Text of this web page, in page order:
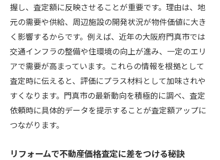
握し、査定額に反映させることが重要です。理由は、地
元の需要や供給、周辺施設の開発状況が物件価値に大き
く影響するからです。例えば、近年の大阪府門真市では
交通インフラの整備や住環境の向上が進み、一定のエリ
アで需要が高まっています。これらの情報を根拠として
査定時に伝えると、評価にプラス材料として加味されや
すくなります。門真市の最新動向を積極的に調べ、査定
依頼時に具体的データを提示することが査定額アップに
つながります。
リフォームで不動産価格査定に差をつける秘訣